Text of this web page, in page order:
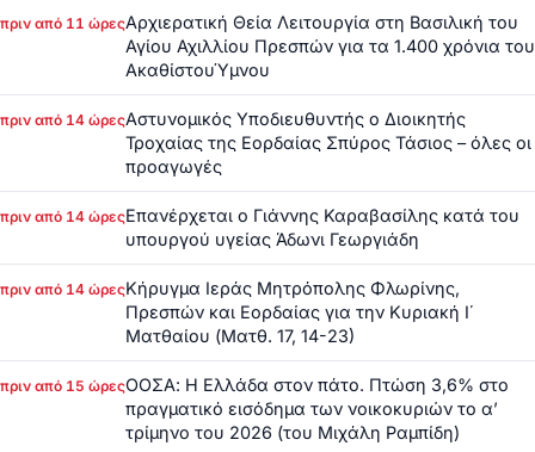
πριν από 11 ώρεςΑρχιερατική Θεία Λειτουργία στη Βασιλική του
Αγίου Αχιλλίου Πρεσπών για τα 1.400 χρόνια του
ΑκαθίστουΎμνου
πριν από 14 ώρεςΑστυνομικός Υποδιευθυντής ο Διοικητής
Τροχαίας της Εορδαίας Σπύρος Τάσιος – όλες οι
προαγωγές
πριν από 14 ώρεςΕπανέρχεται ο Γιάννης Καραβασίλης κατά του
υπουργού υγείας Άδωνι Γεωργιάδη
πριν από 14 ώρεςΚήρυγμα Ιεράς Μητρόπολης Φλωρίνης,
Πρεσπών και Εορδαίας για την Κυριακή Ι΄
Ματθαίου (Ματθ. 17, 14-23)
πριν από 15 ώρεςΟΟΣΑ: Η Ελλάδα στον πάτο. Πτώση 3,6% στο
πραγματικό εισόδημα των νοικοκυριών το α’
τρίμηνο του 2026 (του Μιχάλη Ραμπίδη)